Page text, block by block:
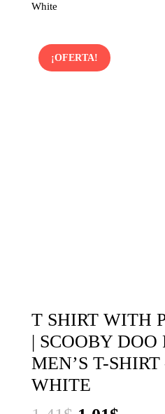
White
¡OFERTA!
T SHIRT WITH
| SCOOBY DOO
MEN’S T-
WHITE